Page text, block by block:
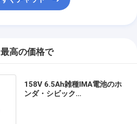
池
電池
最高の価格で
158V 6.5Ah雑種IMA電池のホ
ンダ・シビック